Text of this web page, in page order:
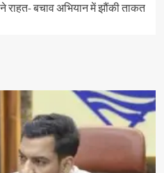
बचाव अभियान में झौंकी ताकत